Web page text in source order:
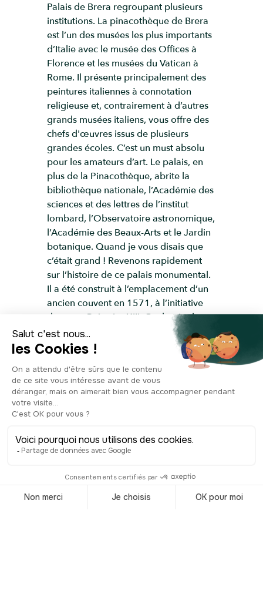
Palais de Brera regroupant plusieurs
institutions. La pinacothèque de Brera
est l’un des musées les plus importants
d’Italie avec le musée des Offices à
Florence et les musées du Vatican à
Rome. Il présente principalement des
peintures italiennes à connotation
religieuse et, contrairement à d’autres
grands musées italiens, vous offre des
chefs d'œuvres issus de plusieurs
grandes écoles. C’est un must absolu
pour les amateurs d’art. Le palais, en
plus de la Pinacothèque, abrite la
bibliothèque nationale, l’Académie des
sciences et des lettres de l’institut
lombard, l’Observatoire astronomique,
l’Académie des Beaux-Arts et le Jardin
botanique. Quand je vous disais que
c’était grand ! Revenons rapidement
sur l’histoire de ce palais monumental.
Il a été construit à l’emplacement d’un
ancien couvent en 1571, à l’initiative
du pape Grégoire XIII. Ce dernier le
confie aux Jésuites qui en firent une
université. Les moines ont fondé une
grande école, une bibliothèque et un
observatoire astronomique. En 1773,
lorsque la compagnie de Jésus est
abolie, le palais est donné au
gouvernement, soit, à cette époque, à
Lombardie. L’impératrice Marie
Thérèse entreprit alors d’en faire le
centre de diverses institutions
l’Académie des Beaux-Arts, l’école